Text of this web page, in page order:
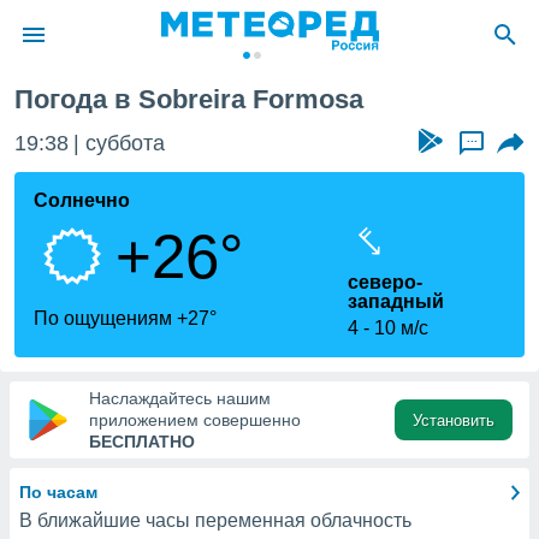
о
Вы можете
к этому
доступ
Погода в Sobreira Formosa
19:38 суббота ...
Солнечно
+26°
По ощущениям +27°
северо-
западный
4
10 м/с
Наслаждайтесь нашим
приложением совершенно
БЕСПЛАТНО
Установить
По часам
В ближайшие часы переменная облачность